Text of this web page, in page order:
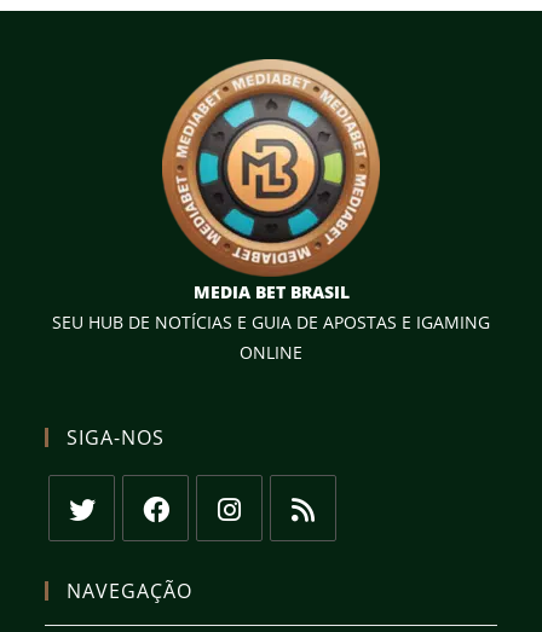
MEDIA BET BRASIL
SEU HUB DE NOTÍCIAS E GUIA DE APOSTAS E IGAMING
ONLINE
SIGA-NOS
em
em
NAVEGAÇÃO